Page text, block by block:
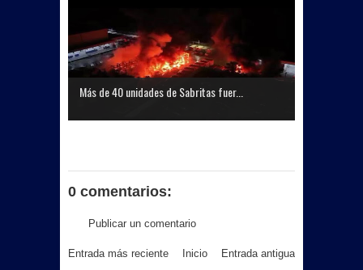
Más de 40 unidades de Sabritas fuer...
0 comentarios:
Publicar un comentario
Entrada más reciente Entrada antigua
Inicio